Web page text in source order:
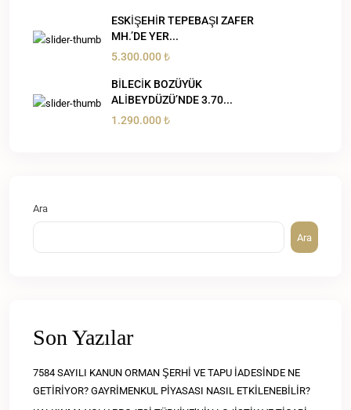
ESKİŞEHİR TEPEBAŞI ZAFER
MH.’DE YER...
5.300.000 ₺
BİLECİK BOZÜYÜK
ALİBEYDÜZÜ’NDE 3.70...
1.290.000 ₺
Ara
Ara
Son Yazılar
7584 SAYILI KANUN ORMAN ŞERHİ VE TAPU İADESİNDE NE
GETİRİYOR? GAYRİMENKUL PİYASASI NASIL ETKİLENEBİLİR?